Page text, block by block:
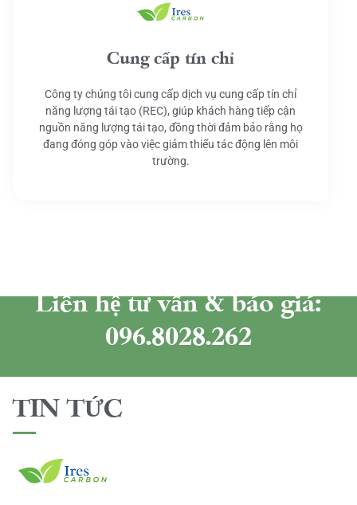
Cung cấp tín chỉ
Công ty chúng tôi cung cấp dịch vụ cung cấp tín chỉ
năng lượng tái tạo (REC), giúp khách hàng tiếp cận
nguồn năng lượng tái tạo, đồng thời đảm bảo rằng họ
đang đóng góp vào việc giảm thiểu tác động lên môi
trường.
Liên hệ tư vấn & báo giá:
096.8028.262
TIN TỨC